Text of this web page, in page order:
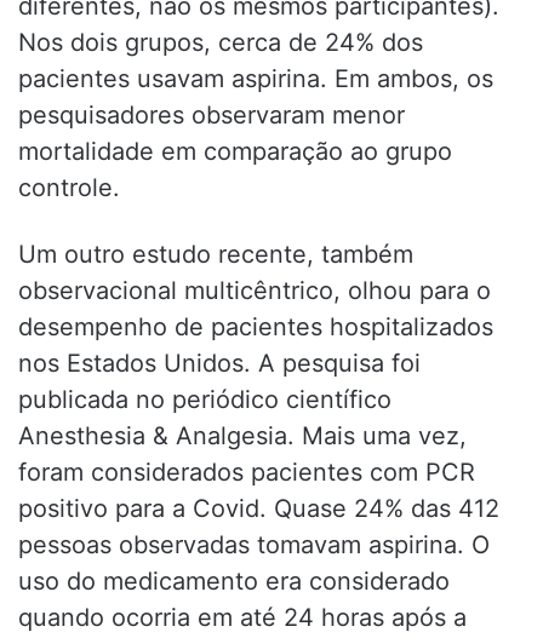
Nos dois grupos, cerca de 24% dos
pacientes usavam aspirina. Em ambos, os
pesquisadores observaram menor
mortalidade em comparação ao grupo
controle.
Um outro estudo recente, também
observacional multicêntrico, olhou para o
desempenho de pacientes hospitalizados
nos Estados Unidos. A pesquisa foi
publicada no periódico científico
Anesthesia & Analgesia. Mais uma vez,
foram considerados pacientes com PCR
positivo para a Covid. Quase 24% das 412
pessoas observadas tomavam aspirina. O
uso do medicamento era considerado
quando ocorria em até 24 horas após a